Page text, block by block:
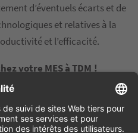
d’éventuels écarts et de
et relatives à la
et l’efficacité.
votre MES à TDM !